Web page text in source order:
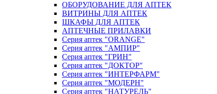
ОБОРУДОВАНИЕ ДЛЯ АПТЕК
ВИТРИНЫ ДЛЯ АПТЕК
ШКАФЫ ДЛЯ АПТЕК
АПТЕЧНЫЕ ПРИЛАВКИ
Серия аптек "ORANGE"
Серия аптек "АМПИР"
Серия аптек "ГРИН"
Серия аптек "ДОКТОР"
Серия аптек "ИНТЕРФАРМ"
Серия аптек "МОДЕРН"
Серия аптек "НАТУРЕЛЬ"